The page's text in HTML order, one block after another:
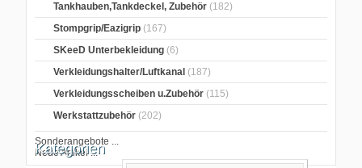
Tankhauben,Tankdeckel, Zubehör (182)
Stompgrip/Eazigrip (167)
SKeeD Unterbekleidung (6)
Verkleidungshalter/Luftkanal (187)
Verkleidungsscheiben u.Zubehör (115)
Werkstattzubehör (202)
Sonderangebote ...
Neue Artikel ...
Kategorien